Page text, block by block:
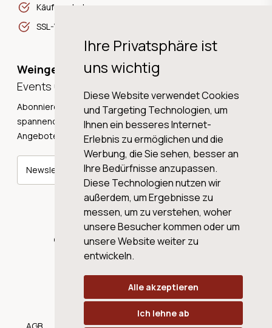
Ihre Privatsphäre ist
uns wichtig
Diese Website verwendet Cookies
und Targeting Technologien, um
Ihnen ein besseres Internet-
Erlebnis zu ermöglichen und die
Werbung, die Sie sehen, besser an
Ihre Bedürfnisse anzupassen.
Diese Technologien nutzen wir
außerdem, um Ergebnisse zu
messen, um zu verstehen, woher
unsere Besucher kommen oder um
unsere Website weiter zu
entwickeln.
Alle akzeptieren
Ich lehne ab
Käuferschutz
SSL-Verschlüsselung
Weingeschichten,
Events und Neuigkeiten!
Abonnieren Sie unseren Newsletter und erhalten Sie
spannende Weingeschichten, Neuigkeiten und tolle
Angebote direkt in Ihre Mailbox.
Newsletter abonnieren
© 2026 WINE AG VALENTIN & VON SALIS